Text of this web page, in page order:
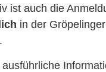
ist auch die
in der